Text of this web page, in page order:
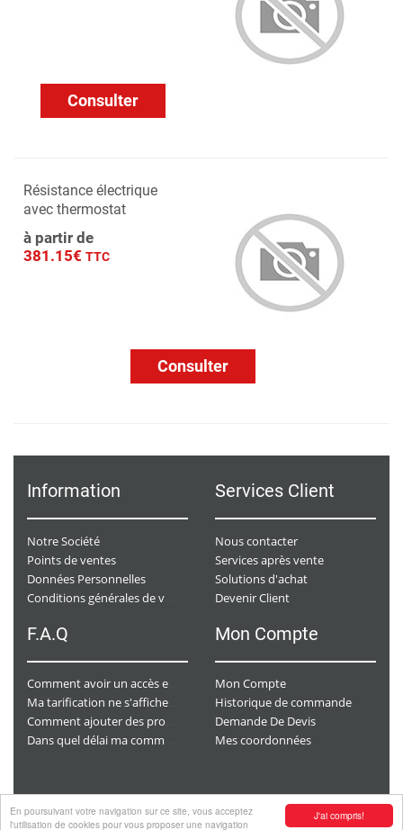
J'ai compris!
En poursuivant votre navigation sur ce site, vous acceptez
l'utilisation de cookies pour vous proposer une navigation
Consulter
Résistance électrique
avec thermostat
à partir de
381.15€ TTC
Consulter
Information
Notre Société
Points de ventes
Données Personnelles
Services Client
Nous contacter
Services après vente
Solutions d'achat
Devenir Client
F.A.Q Mon Compte
Mon Compte
Historique de commande
Demande De Devis
Mes coordonnées
Copyright© 2026 CHAURACI bySoft13.